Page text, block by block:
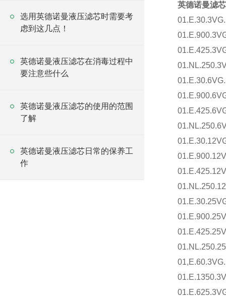
选用英德诺曼液压滤芯时需要考
虑到这几点！
英德诺曼液压滤芯在消毒过程中
要注意些什么
英德诺曼液压滤芯的使用的范围
了解
英德诺曼液压滤芯日常的保养工
作
英德诺曼滤